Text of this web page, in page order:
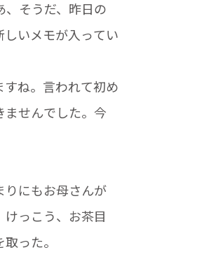
、そうだ、昨日の
いメモが入ってい
ね。言われて初め
せんでした。今
りにもお母さんが
っこう、お茶目
った。